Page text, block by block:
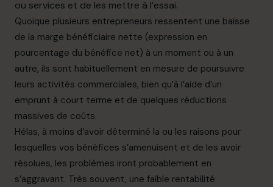
ou services et de les mettre à l’essai.
Quoique plusieurs entrepreneurs ressentent une baisse
de la marge bénéficiaire nette (expression en
pourcentage du bénéfice net) à un moment ou à un
autre, ils sont habituellement en mesure de poursuivre
leurs activités commerciales, bien qu’à l’aide d’un
emprunt à court terme et de quelques réductions
massives de coûts.
Hélas, à moins d’avoir déterminé la ou les raisons pour
lesquelles vos bénéfices s’amenuisent et de les avoir
résolues, les problèmes iront probablement en
s’aggravant. Très souvent, une faible rentabilité